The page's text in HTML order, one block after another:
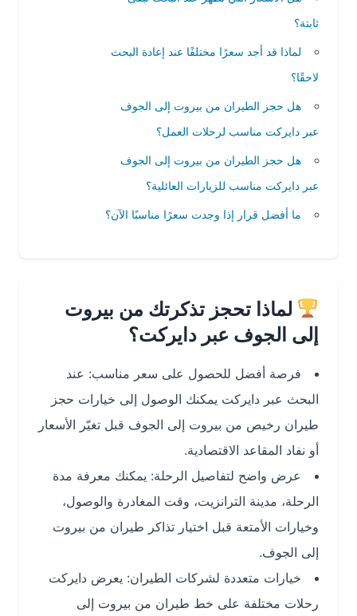
لماذا قد أجد سعرًا مختلفًا عند إعادة البحث
هل حجز الطيران من بيروت إلى الجوف
عبر دايركت مناسب لرحلات العمل؟
هل حجز الطيران من بيروت إلى الجوف
عبر دايركت مناسب للزيارات العائلية؟
ما أفضل قرار إذا وجدت سعرًا مناسبًا الآن؟
لماذا تحجز تذكرتك من بيروت
إلى الجوف عبر دايركت؟
فرصة أفضل للحصول على سعر مناسب: عند
البحث عبر دايركت يمكنك الوصول إلى خيارات حجز
طيران رخيص من بيروت إلى الجوف قبل تغيّر الأسعار
أو نفاد المقاعد الاقتصادية.
عرض واضح لتفاصيل الرحلة: يمكنك معرفة مدة
الرحلة، مدينة الترانزيت، وقت المغادرة والوصول،
وخيارات الأمتعة قبل اختيار تذاكر طيران من بيروت
إلى الجوف.
خيارات متعددة لشركات الطيران: يعرض دايركت
رحلات مختلفة على خط طيران من بيروت إلى